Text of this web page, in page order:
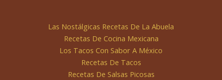
Las Nostálgicas Recetas De La Abuela
Recetas De Cocina Mexicana
Los Tacos Con Sabor A México
Recetas De Tacos
Recetas De Salsas Picosas